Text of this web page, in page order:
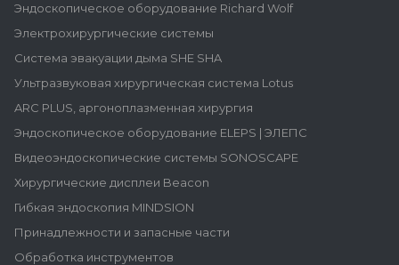
Эндоскопическое оборудование Richard Wolf
Электрохирургические системы
Система эвакуации дыма SHE SHA
Ультразвуковая хирургическая система Lotus
ARC PLUS, аргоноплазменная хирургия
Эндоскопическое оборудование ELEPS | ЭЛЕПС
Видеоэндоскопические системы SONOSCAPE
Хирургические дисплеи Beacon
Гибкая эндоскопия MINDSION
Принадлежности и запасные части
Обработка инструментов